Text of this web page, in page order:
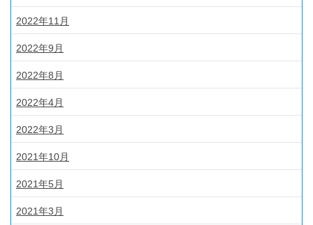
2022年11月
2022年9月
2022年8月
2022年4月
2022年3月
2021年10月
2021年5月
2021年3月